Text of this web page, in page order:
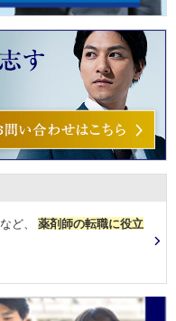
など、 薬剤師の転職に役立